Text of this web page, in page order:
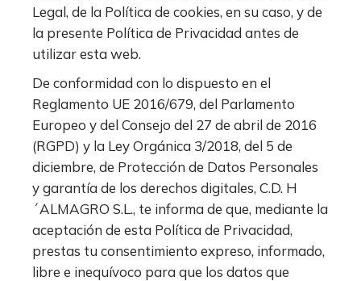
Legal, de la Política de cookies, en su caso, y de
la presente Política de Privacidad antes de
utilizar esta web.
De conformidad con lo dispuesto en el
Reglamento UE 2016/679, del Parlamento
Europeo y del Consejo del 27 de abril de 2016
(RGPD) y la Ley Orgánica 3/2018, del 5 de
diciembre, de Protección de Datos Personales
y garantía de los derechos digitales, C.D. H
´ALMAGRO S.L., te informa de que, mediante la
aceptación de esta Política de Privacidad,
prestas tu consentimiento expreso, informado,
libre e inequívoco para que los datos que